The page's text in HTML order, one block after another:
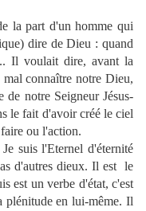
la part d'un homme qui
dire de Dieu : quand
Il voulait dire, avant la
connaître notre Dieu,
de notre Seigneur Jésus-
le fait d'avoir créé le ciel
ou l'action.
suis l'Eternel d'éternité
d'autres dieux. Il est le
est un verbe d'état, c'est
plénitude en lui-même. Il